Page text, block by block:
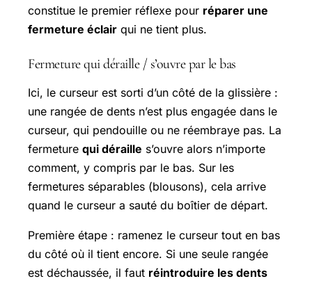
constitue le premier réflexe pour réparer une
fermeture éclair qui ne tient plus.
Fermeture qui déraille / s’ouvre par le bas
Ici, le curseur est sorti d’un côté de la glissière :
une rangée de dents n’est plus engagée dans le
curseur, qui pendouille ou ne réembraye pas. La
fermeture qui déraille s’ouvre alors n’importe
comment, y compris par le bas. Sur les
fermetures séparables (blousons), cela arrive
quand le curseur a sauté du boîtier de départ.
Première étape : ramenez le curseur tout en bas
du côté où il tient encore. Si une seule rangée
est déchaussée, il faut réintroduire les dents